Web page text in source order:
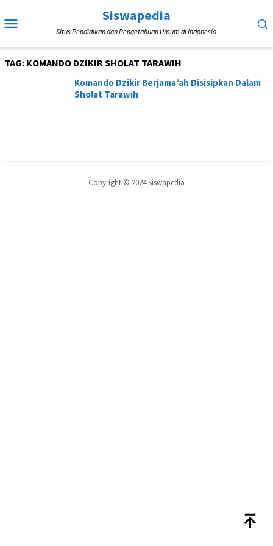
ke
Mobile
Siswapedia
Situs Pendidikan dan Pengetahuan Umum di Indonesia
TAG: KOMANDO DZIKIR SHOLAT TARAWIH
Komando Dzikir Berjama’ah Disisipkan Dalam
Sholat Tarawih
Copyright © 2024 Siswapedia